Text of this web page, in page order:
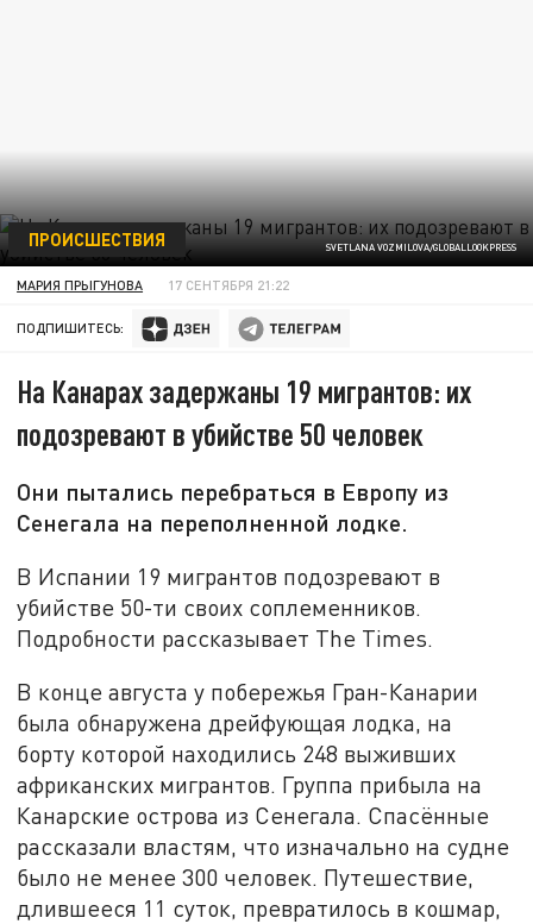
SVETLANA VOZMILOVA/GLOBALLOOKPRESS
ПРОИСШЕСТВИЯ
МАРИЯ ПРЫГУНОВА 17 СЕНТЯБРЯ 21:22
ПОДПИШИТЕСЬ:
На Канарах задержаны 19 мигрантов: их
подозревают в убийстве 50 человек
Они пытались перебраться в Европу из
Сенегала на переполненной лодке.
В Испании 19 мигрантов подозревают в
убийстве 50-ти своих соплеменников.
Подробности рассказывает The Times.
В конце августа у побережья Гран-Канарии
была обнаружена дрейфующая лодка, на
борту которой находились 248 выживших
африканских мигрантов. Группа прибыла на
Канарские острова из Сенегала. Спасённые
рассказали властям, что изначально на судне
было не менее 300 человек. Путешествие,
длившееся 11 суток, превратилось в кошмар,